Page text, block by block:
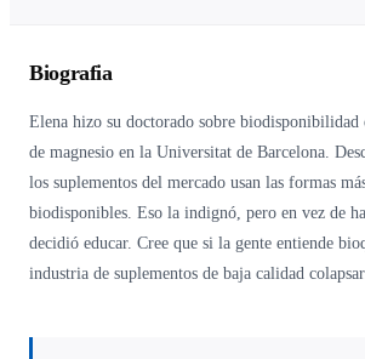
Biografia
Elena hizo su doctorado sobre biodisponibilidad
de magnesio en la Universitat de Barcelona.
los suplementos del mercado usan las formas
biodisponibles. Eso la indignó, pero en vez de
decidió educar. Cree que si la gente entiende
industria de suplementos de baja calidad